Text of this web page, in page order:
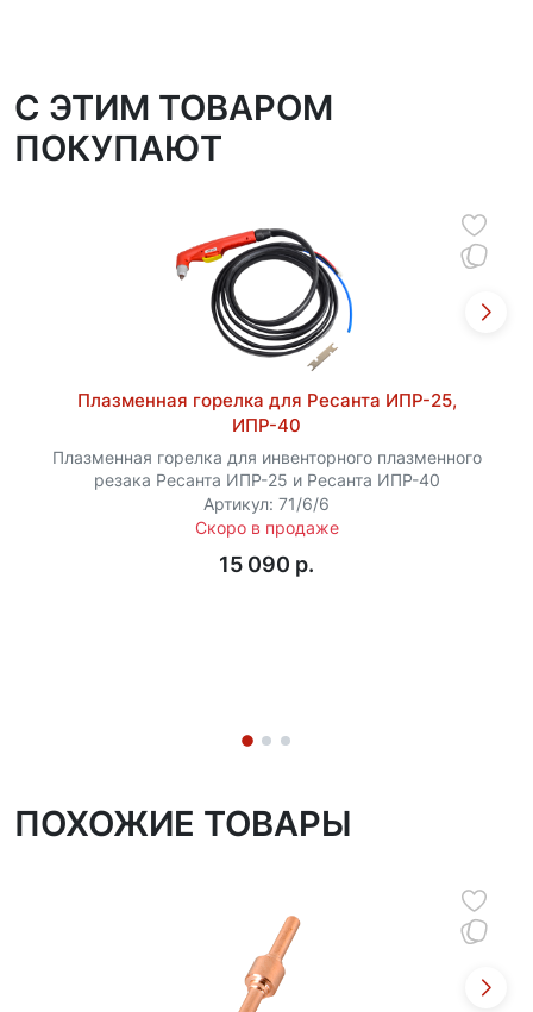
C ЭТИМ ТОВАРОМ
ПОКУПАЮТ
Плазменная горелка для Ресанта ИПР-25,
ИПР-40
Плазменная горелка для инвенторного плазменного
резака Ресанта ИПР-25 и Ресанта ИПР-40
Артикул: 71/6/6
Скоро в продаже
15 090 p.
ПОХОЖИЕ ТОВАРЫ